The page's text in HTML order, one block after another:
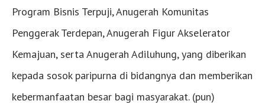
Program Bisnis Terpuji, Anugerah Komunitas
Penggerak Terdepan, Anugerah Figur Akselerator
Kemajuan, serta Anugerah Adiluhung, yang diberikan
kepada sosok paripurna di bidangnya dan memberikan
kebermanfaatan besar bagi masyarakat. (pun)